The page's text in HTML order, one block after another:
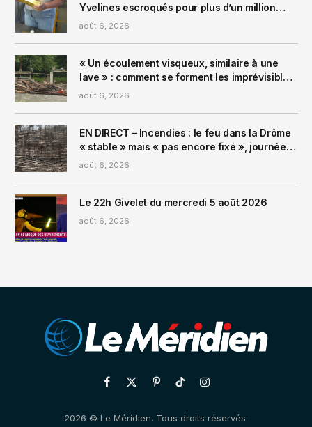
Yvelines escroqués pour plus d’un million
d’euros en pièces d’or, lingots et bijoux
août 6, 2026
« Un écoulement visqueux, similaire à une
lave » : comment se forment les imprévisibles
coulées de boue ?
août 6, 2026
EN DIRECT – Incendies : le feu dans la Drôme
« stable » mais « pas encore fixé », journée
« à haut risque » dans le Var
août 6, 2026
Le 22h Givelet du mercredi 5 août 2026
août 6, 2026
Facebook
X
PinterestTikTokInstagram
2026 © Le Méridien. Tous droits réservés.